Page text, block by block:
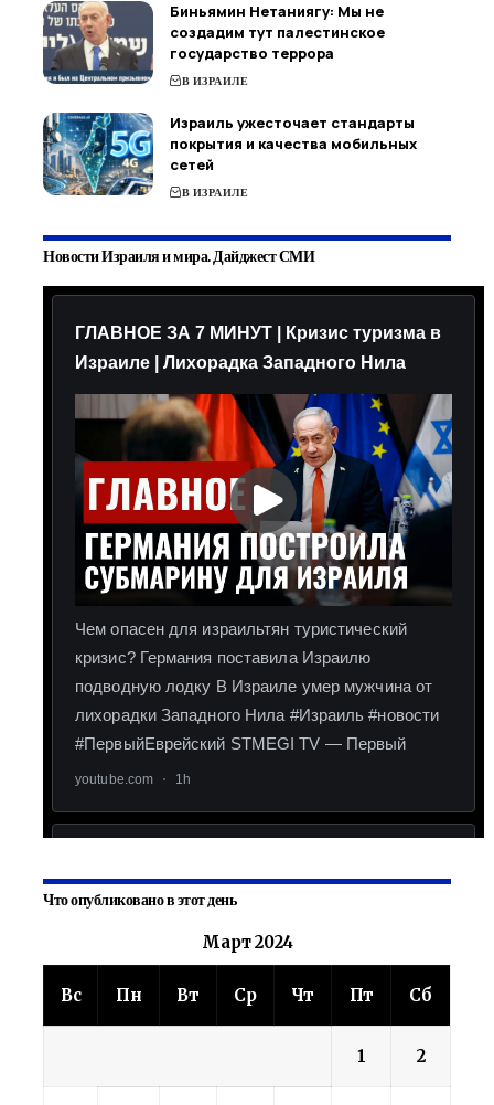
Биньямин Нетаниягу: Мы не
создадим тут палестинское
государство террора
В ИЗРАИЛЕ
Израиль ужесточает стандарты
покрытия и качества мобильных
сетей
В ИЗРАИЛЕ
Новости Израиля и мира. Дайджест СМИ
Что опубликовано в этот день
Март 2024
Вс Пн Вт Ср Чт Пт Сб
1 2